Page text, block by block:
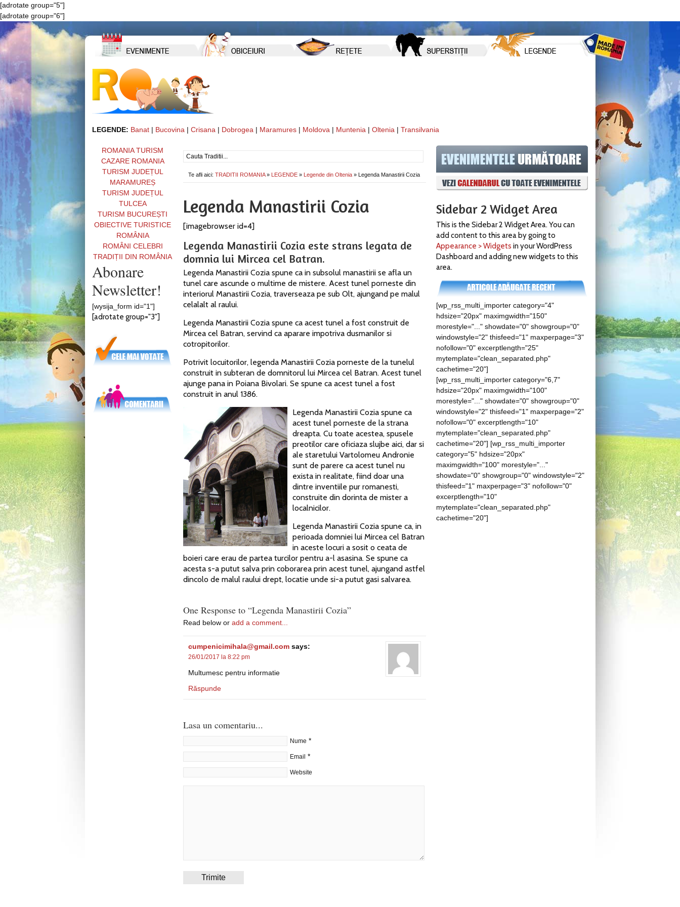
[adrotate group="5"]
[adrotate group="6"]
LEGENDE: Banat | Bucovina | Crisana | Dobrogea | Maramures | Moldova | Muntenia | Oltenia | Transilvania
Te afli aici: TRADITII ROMANIA» LEGENDE » Legende din Oltenia » Legenda Manastirii Cozia
Legenda Manastirii Cozia
[imagebrowser id=4]
Legenda Manastirii Cozia este strans legata de
domnia lui Mircea cel Batran.
Legenda Manastirii Cozia spune ca in subsolul manastirii se afla un
tunel care ascunde o multime de mistere. Acest tunel porneste din
interiorul Manastirii Cozia, traverseaza pe sub Olt, ajungand pe malul
celalalt al raului.
Legenda Manastirii Cozia spune ca acest tunel a fost construit de
Mircea cel Batran, servind ca aparare impotriva dusmanilor si
cotropitorilor.
Potrivit locuitorilor, legenda Manastirii Cozia porneste de la tunelul
construit in subteran de domnitorul lui Mircea cel Batran. Acest tunel
ajunge pana in Poiana Bivolari. Se spune ca acest tunel a fost
construit in anul 1386.
Legenda Manastirii Cozia spune ca
acest tunel porneste de la strana
dreapta. Cu toate acestea, spusele
preotilor care oficiaza slujbe aici, dar si
ale staretului Vartolomeu Andronie
sunt de parere ca acest tunel nu
exista in realitate, fiind doar una
dintre inventiile pur romanesti,
construite din dorinta de mister a
localnicilor.
Legenda Manastirii Cozia spune ca, in
perioada domniei lui Mircea cel Batran
in aceste locuri a sosit o ceata de
boieri care erau de partea turcilor pentru a-l asasina. Se spune ca
acesta s-a putut salva prin coborarea prin acest tunel, ajungand astfel
dincolo de malul raului drept, locatie unde si-a putut gasi salvarea.
One Response to “Legenda Manastirii Cozia”
Read below or add a comment...
cumpenicimihala@gmail.com says:
26/01/2017 la 8:22 pm
Multumesc pentru informatie
Răspunde
Lasa un comentariu...
Nume *
Email *
Website
ROMANIA TURISM
CAZARE ROMANIA
TURISM JUDEȚUL
MARAMUREȘ
TURISM JUDEȚUL
TULCEA
TURISM BUCUREȘTI
OBIECTIVE TURISTICE
ROMÂNIA
ROMÂNI CELEBRI
TRADIȚII DIN ROMÂNIA
Abonare
Newsletter!
[wysija_form id="1"]
[adrotate group="3"]
Sidebar 2 Widget Area
This is the Sidebar 2 Widget Area. You can
add content to this area by going to
Appearance > Widgets in your WordPress
Dashboard and adding new widgets to this
area.
[wp_rss_multi_importer category="4"
hdsize="20px" maximgwidth="150"
morestyle="..." showdate="0" showgroup="0"
windowstyle="2" thisfeed="1" maxperpage="3"
nofollow="0" excerptlength="25"
mytemplate="clean_separated.php"
cachetime="20"]
[wp_rss_multi_importer category="6,7"
hdsize="20px" maximgwidth="100"
morestyle="..." showdate="0" showgroup="0"
windowstyle="2" thisfeed="1" maxperpage="2"
nofollow="0" excerptlength="10"
mytemplate="clean_separated.php"
cachetime="20"] [wp_rss_multi_importer
category="5" hdsize="20px"
maximgwidth="100" morestyle="..."
showdate="0" showgroup="0" windowstyle="2"
thisfeed="1" maxperpage="3" nofollow="0"
excerptlength="10"
mytemplate="clean_separated.php"
cachetime="20"]